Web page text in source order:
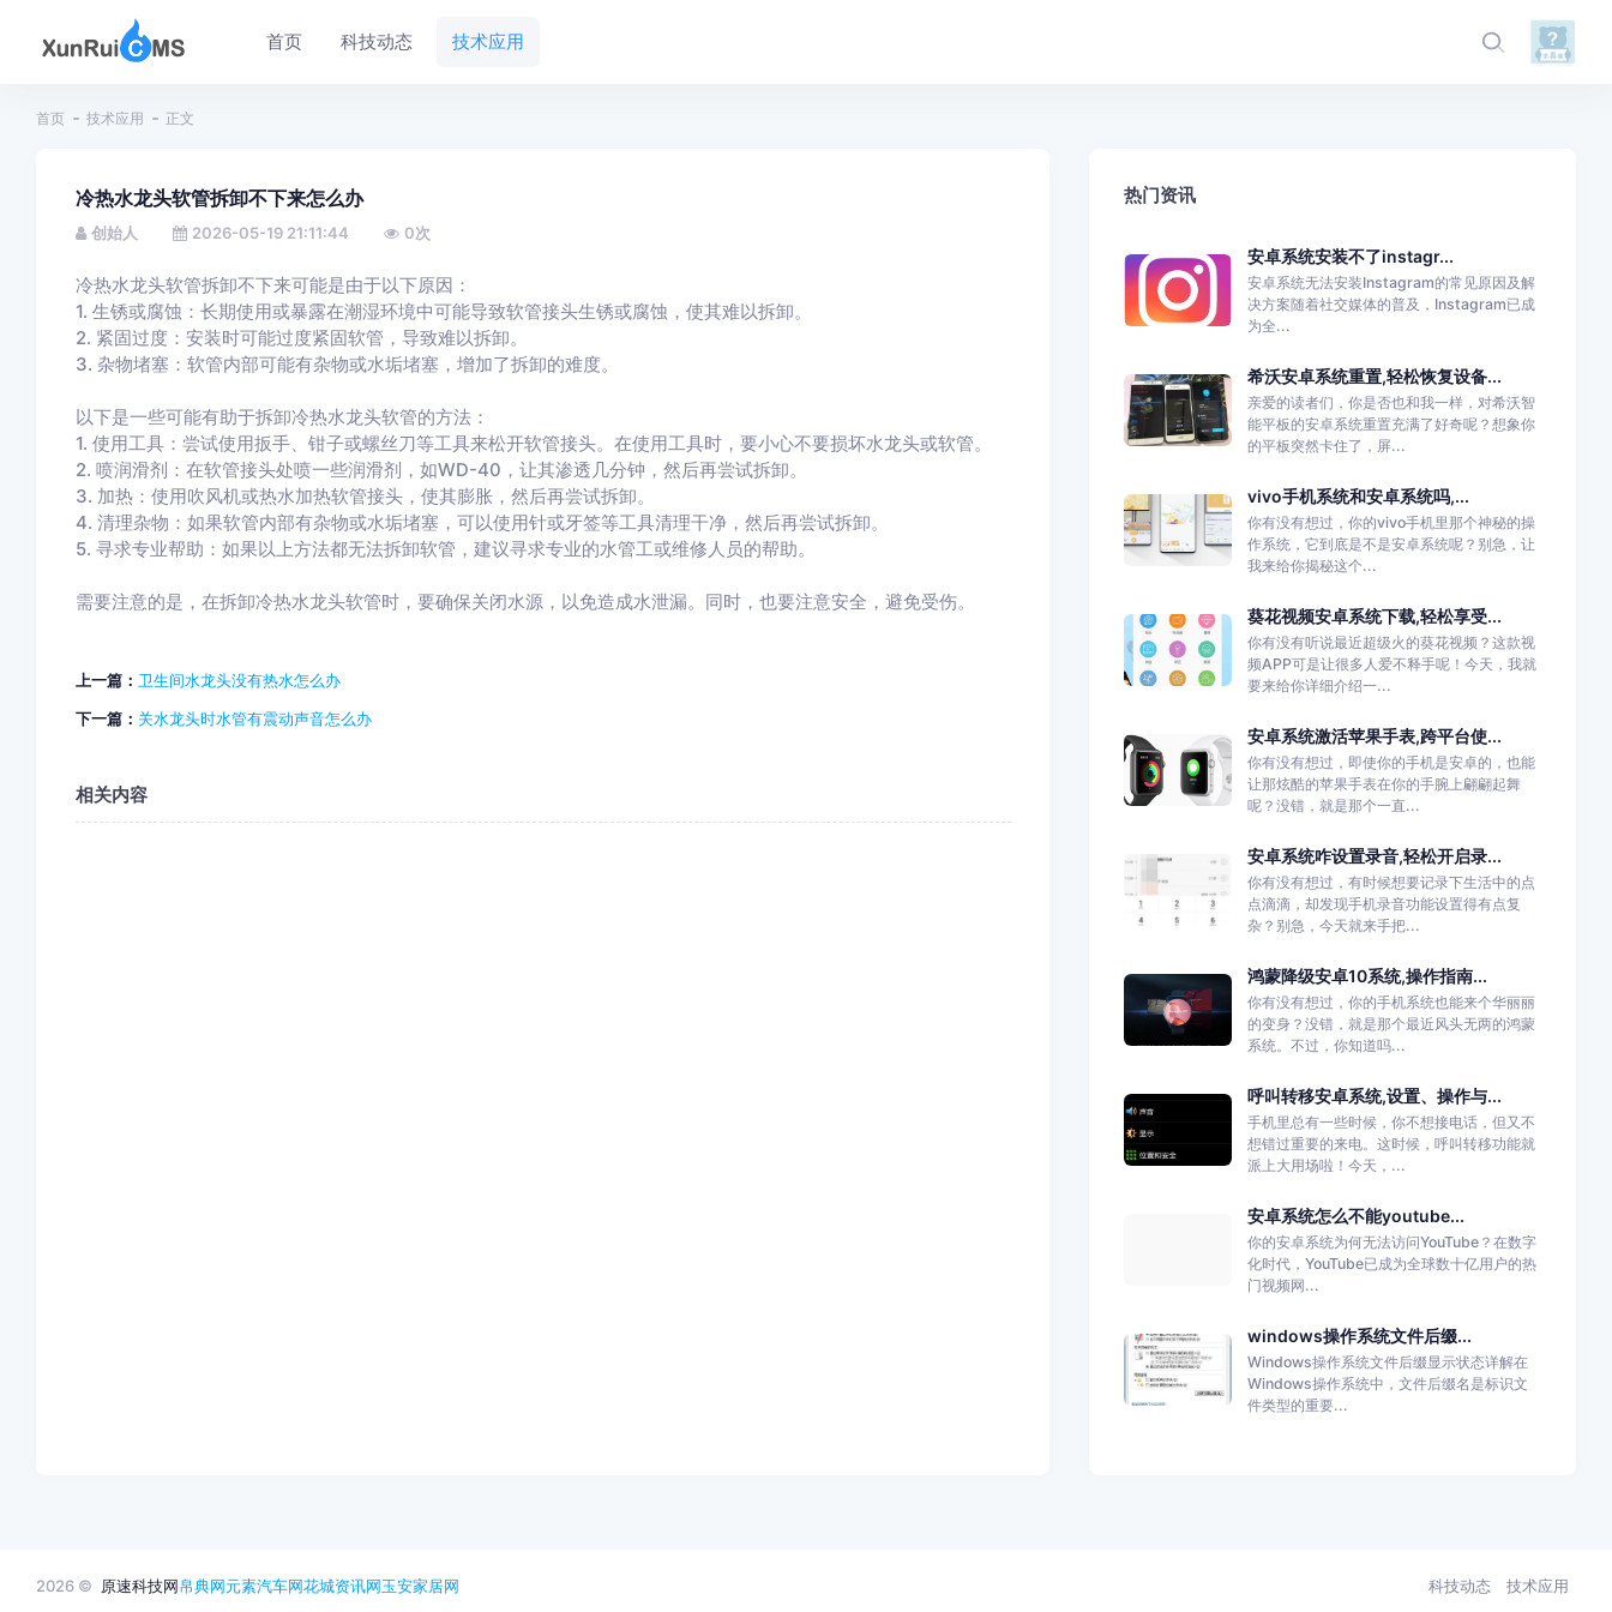
首页 科技动态 技术应用
首页 技术应用 正文
冷热水龙头软管拆卸不下来怎么办
创始人 2026-05-19 21:11:44 0次
冷热水龙头软管拆卸不下来可能是由于以下原因：
1. 生锈或腐蚀：长期使用或暴露在潮湿环境中可能导致软管接头生锈或腐蚀，使其难以拆卸。
2. 紧固过度：安装时可能过度紧固软管，导致难以拆卸。
3. 杂物堵塞：软管内部可能有杂物或水垢堵塞，增加了拆卸的难度。
以下是一些可能有助于拆卸冷热水龙头软管的方法：
1. 使用工具：尝试使用扳手、钳子或螺丝刀等工具来松开软管接头。在使用工具时，要小心不要损坏水龙头或软管。
2. 喷润滑剂：在软管接头处喷一些润滑剂，如WD-40，让其渗透几分钟，然后再尝试拆卸。
3. 加热：使用吹风机或热水加热软管接头，使其膨胀，然后再尝试拆卸。
4. 清理杂物：如果软管内部有杂物或水垢堵塞，可以使用针或牙签等工具清理干净，然后再尝试拆卸。
5. 寻求专业帮助：如果以上方法都无法拆卸软管，建议寻求专业的水管工或维修人员的帮助。
需要注意的是，在拆卸冷热水龙头软管时，要确保关闭水源，以免造成水泄漏。同时，也要注意安全，避免受伤。
上一篇： 卫生间水龙头没有热水怎么办
下一篇： 关水龙头时水管有震动声音怎么办
相关内容
热门资讯
安卓系统安装不了instagr...
安卓系统无法安装Instagram的常见原因及解
决方案随着社交媒体的普及，Instagram已成
为全...
希沃安卓系统重置,轻松恢复设备...
亲爱的读者们，你是否也和我一样，对希沃智
能平板的安卓系统重置充满了好奇呢？想象你
的平板突然卡住了，屏...
vivo手机系统和安卓系统吗,...
你有没有想过，你的vivo手机里那个神秘的操
作系统，它到底是不是安卓系统呢？别急，让
我来给你揭秘这个...
葵花视频安卓系统下载,轻松享受...
你有没有听说最近超级火的葵花视频？这款视
频APP可是让很多人爱不释手呢！今天，我就
要来给你详细介绍一...
安卓系统激活苹果手表,跨平台使...
你有没有想过，即使你的手机是安卓的，也能
让那炫酷的苹果手表在你的手腕上翩翩起舞
呢？没错，就是那个一直...
安卓系统咋设置录音,轻松开启录...
你有没有想过，有时候想要记录下生活中的点
点滴滴，却发现手机录音功能设置得有点复
杂？别急，今天就来手把...
鸿蒙降级安卓10系统,操作指南...
你有没有想过，你的手机系统也能来个华丽丽
的变身？没错，就是那个最近风头无两的鸿蒙
系统。不过，你知道吗...
呼叫转移安卓系统,设置、操作与...
手机里总有一些时候，你不想接电话，但又不
想错过重要的来电。这时候，呼叫转移功能就
派上大用场啦！今天，...
安卓系统怎么不能youtube...
你的安卓系统为何无法访问YouTube？在数字
化时代，YouTube已成为全球数十亿用户的热
门视频网...
windows操作系统文件后缀...
Windows操作系统文件后缀显示状态详解在
Windows操作系统中，文件后缀名是标识文
件类型的重要...
2026 © 原速科技网帛典网元素汽车网花城资讯网玉安家居网 科技动态 技术应用